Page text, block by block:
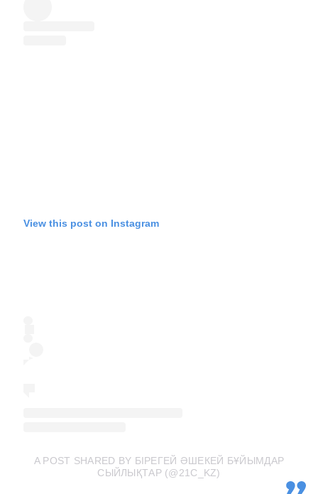
View this post on Instagram
A POST SHARED BY БІРЕГЕЙ ӘШЕКЕЙ БҰЙЫМДАР
СЫЙЛЫҚТАР (@21C_KZ)